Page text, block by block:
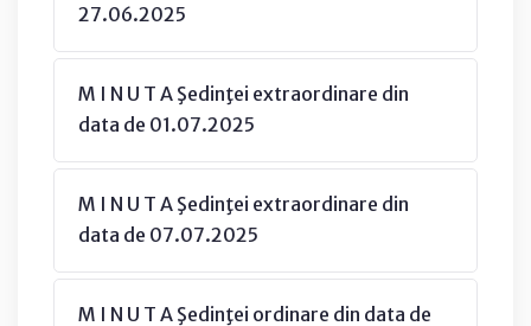
27.06.2025
M I N U T A Şedinţei extraordinare din
data de 01.07.2025
M I N U T A Şedinţei extraordinare din
data de 07.07.2025
M I N U T A Şedinţei ordinare din data de